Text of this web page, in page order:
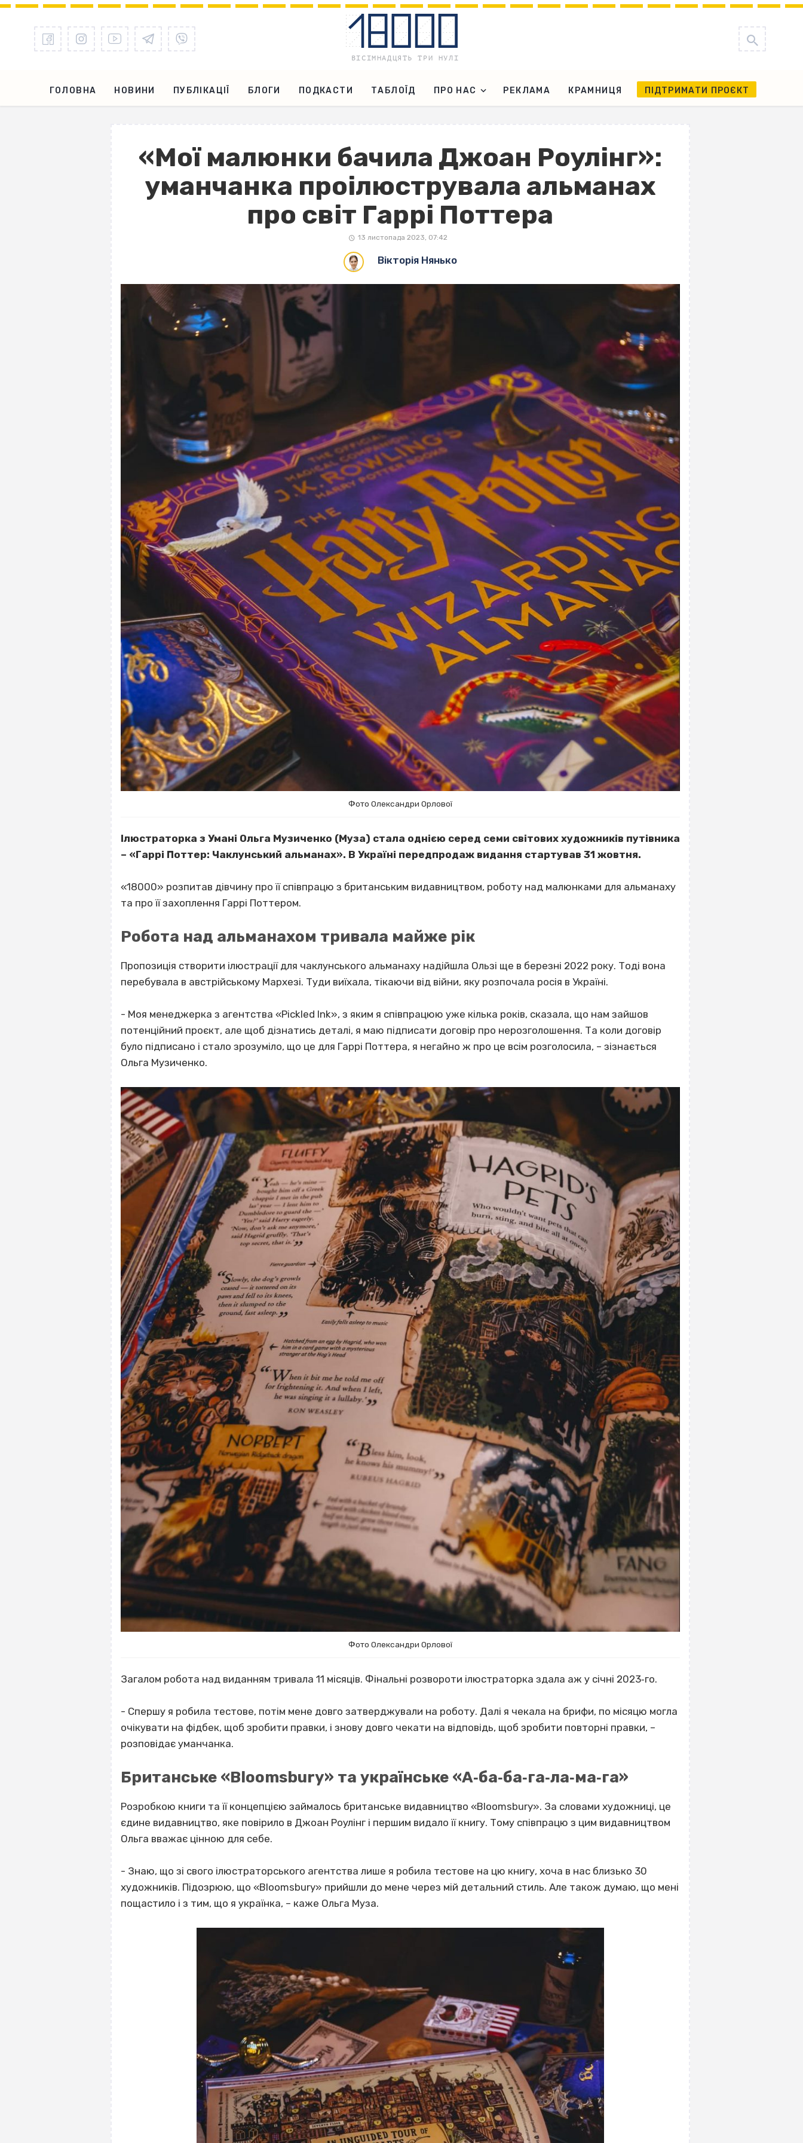
ГОЛОВНА НОВИНИ ПУБЛІКАЦІЇ БЛОГИ ПОДКАСТИ ТАБЛОЇД ПРО НАС РЕКЛАМА КРАМНИЦЯ ПІДТРИМАТИ ПРОЄКТ
«Мої малюнки бачила Джоан Роулінг»:
уманчанка проілюструвала альманах
про світ Гаррі Поттера
13 листопада 2023, 07:42
Вікторія Нянько
Фото Олександри Орлової
Ілюстраторка з Умані Ольга Музиченко (Муза) стала однією серед семи світових художників путівника
– «Гаррі Поттер: Чаклунський альманах». В Україні передпродаж видання стартував 31 жовтня.
«18000» розпитав дівчину про її співпрацю з британським видавництвом, роботу над малюнками для альманаху
та про її захоплення Гаррі Поттером.
Робота над альманахом тривала майже рік
Пропозиція створити ілюстрації для чаклунського альманаху надійшла Ользі ще в березні 2022 року. Тоді вона
перебувала в австрійському Мархезі. Туди виїхала, тікаючи від війни, яку розпочала росія в Україні.
- Моя менеджерка з агентства «Pickled Ink», з яким я співпрацюю уже кілька років, сказала, що нам зайшов
потенційний проєкт, але щоб дізнатись деталі, я маю підписати договір про нерозголошення. Та коли договір
було підписано і стало зрозуміло, що це для Гаррі Поттера, я негайно ж про це всім розголосила, – зізнається
Ольга Музиченко.
Фото Олександри Орлової
Загалом робота над виданням тривала 11 місяців. Фінальні розвороти ілюстраторка здала аж у січні 2023‐го.
- Спершу я робила тестове, потім мене довго затверджували на роботу. Далі я чекала на брифи, по місяцю могла
очікувати на фідбек, щоб зробити правки, і знову довго чекати на відповідь, щоб зробити повторні правки, –
розповідає уманчанка.
Британське «Bloomsbury» та українське «А‐ба‐ба‐га‐ла‐ма‐га»
Розробкою книги та її концепцією займалось британське видавництво «Bloomsbury». За словами художниці, це
єдине видавництво, яке повірило в Джоан Роулінг і першим видало її книгу. Тому співпрацю з цим видавництвом
Ольга вважає цінною для себе.
- Знаю, що зі свого ілюстраторського агентства лише я робила тестове на цю книгу, хоча в нас близько 30
художників. Підозрюю, що «Bloomsbury» прийшли до мене через мій детальний стиль. Але також думаю, що мені
пощастило і з тим, що я українка, – каже Ольга Муза.